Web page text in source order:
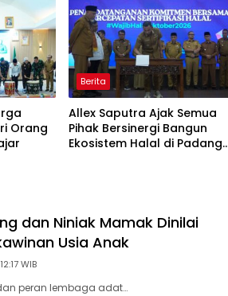
Orang
Berita
Allex Saputra Ajak Semua
Pihak Bersinergi Bangun
Ekosistem Halal di Padang
dan Niniak Mamak Dinilai
Usia Anak
WIB
dan peran lembaga adat…